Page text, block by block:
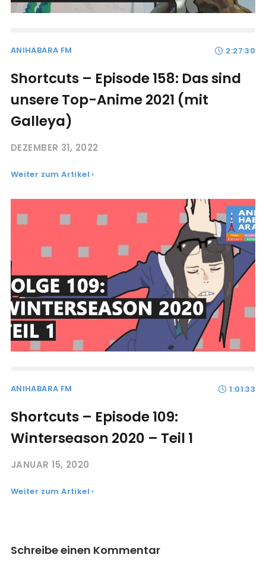
ANIHABARA FM 2:27:30
Shortcuts – Episode 158: Das sind
unsere Top-Anime 2021 (mit
Galleya)
DEZEMBER 31, 2022
Weiter zum Artikel ›
ANIHABARA FM 1:01:33
Shortcuts – Episode 109:
Winterseason 2020 – Teil 1
JANUAR 15, 2020
Weiter zum Artikel ›
Schreibe einen Kommentar